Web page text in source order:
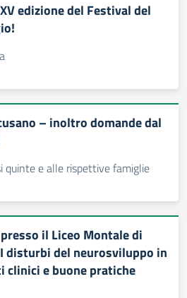
edizione del Festival del
– inoltro domande dal
quinte e alle rispettive famiglie
il Liceo Montale di
disturbi del neurosviluppo in
clinici e buone pratiche